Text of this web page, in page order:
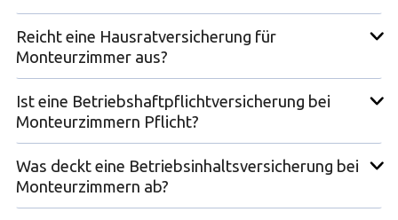
Reicht eine Hausratversicherung für
Monteurzimmer aus?
Ist eine Betriebshaftpflichtversicherung bei
Monteurzimmern Pflicht?
Was deckt eine Betriebsinhaltsversicherung bei
Monteurzimmern ab?